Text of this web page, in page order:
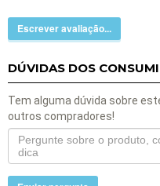
Escrever avaliação...
DÚVIDAS DOS
Tem alguma dúvida sobre
outros compradores!